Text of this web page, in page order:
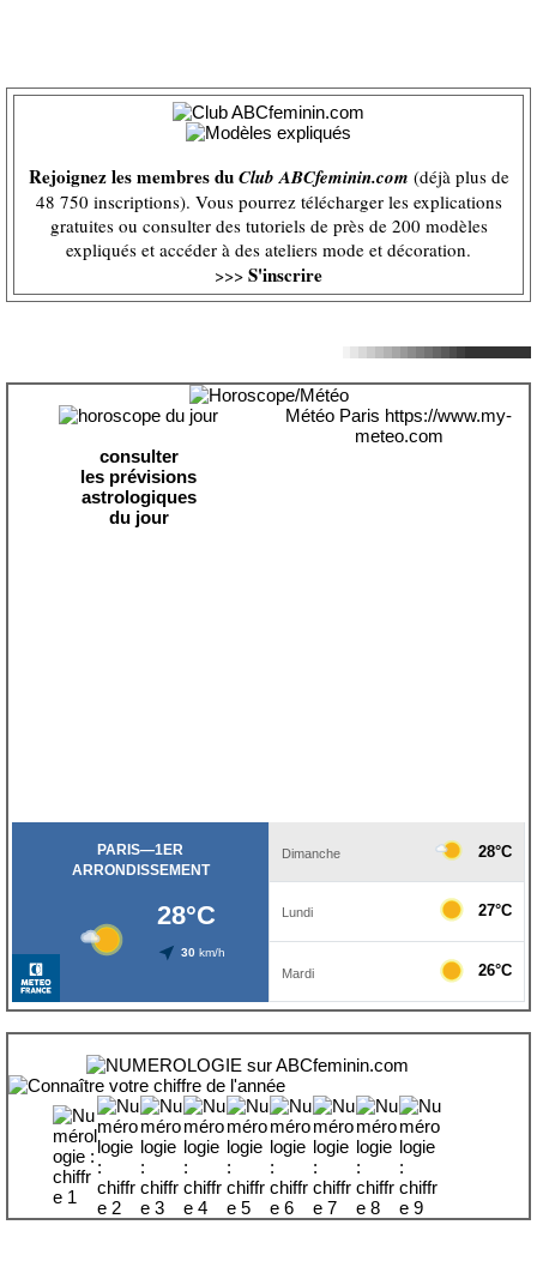
Rejoignez les membres duClub ABCfeminin.com (déjà plus de
48 750 inscriptions). Vous pourrez télécharger les explications
gratuites ou consulter des tutoriels de près de 200 modèles
expliqués et accéder à des ateliers mode et décoration.
>>> S'inscrire
consulter
les prévisions
astrologiques
du jour
Météo Paris https://www.my-
meteo.com